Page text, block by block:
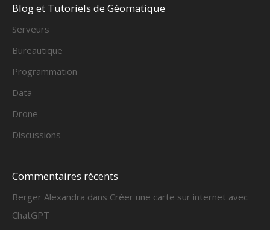
Blog et Tutoriels de Géomatique
Serveurs
Bureautique
Programmation
Data
Drone
Discussions
Commentaires récents
Berger Alexandra dans Créer une carte sur internet avec
ChatGPT